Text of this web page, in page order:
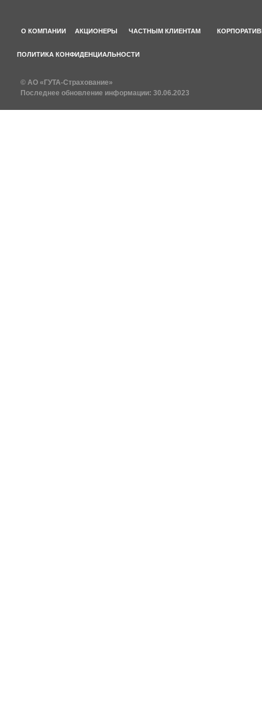
О КОМПАНИИ АКЦИОНЕРЫ ЧАСТНЫМ КЛИЕНТАМ
ПОЛИТИКА КОНФИДЕНЦИАЛЬНОСТИ
© АО «ГУТА-Страхование»
Последнее обновление информации: 30.06.2023